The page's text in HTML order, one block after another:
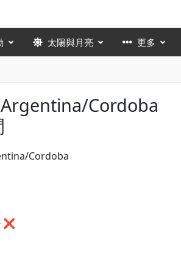
太陽與月亮 更多
Cordoba
Cordoba
❌